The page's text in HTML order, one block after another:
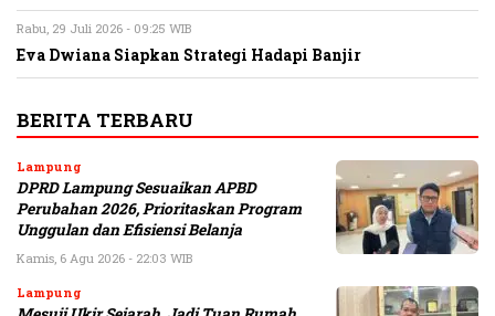
Rabu, 29 Juli 2026 - 09:25 WIB
Eva Dwiana Siapkan Strategi Hadapi Banjir
BERITA TERBARU
Lampung
DPRD Lampung Sesuaikan APBD
Perubahan 2026, Prioritaskan Program
Unggulan dan Efisiensi Belanja
Kamis, 6 Agu 2026 - 22:03 WIB
Lampung